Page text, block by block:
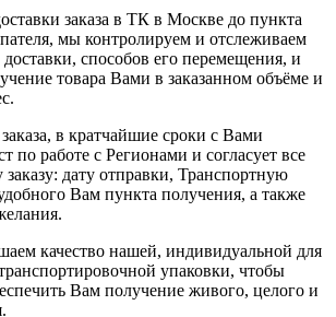
заказа в ТК в Москве до пункта
мы контролируем и отслеживаем
способов его перемещения, и
товара Вами в заказанном объёме и
в кратчайшие сроки с Вами
по работе с Регионами и согласует все
дату отправки, Транспортную
Вам пункта получения, а также
качество нашей, индивидуальной для
упаковки, чтобы
Вам получение живого, целого и